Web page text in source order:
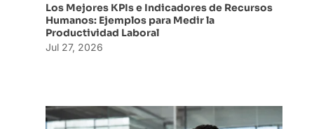
Los Mejores KPIs e Indicadores de Recursos
Humanos: Ejemplos para Medir la
Productividad Laboral
Jul 27, 2026